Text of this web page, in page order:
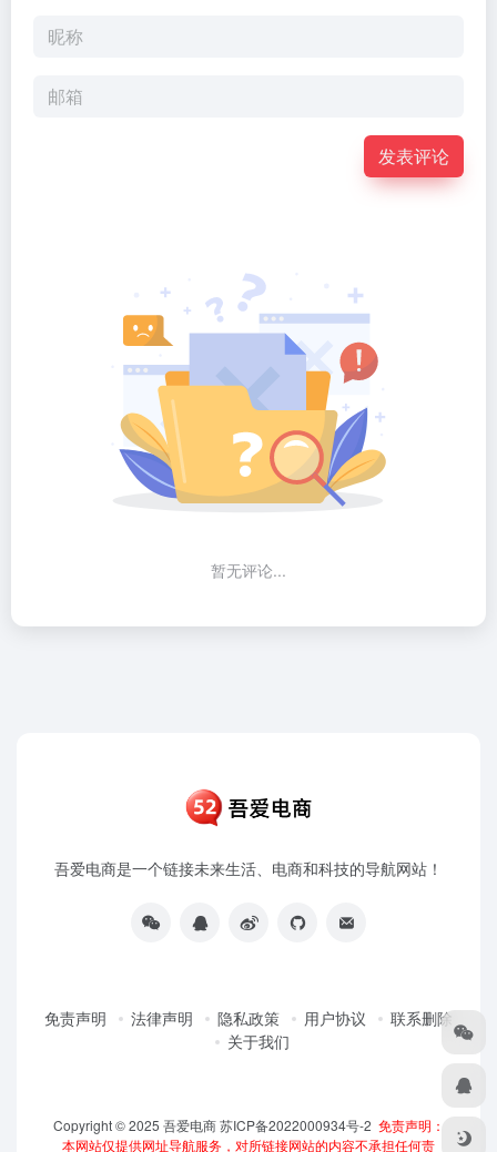
发表评论
暂无评论...
吾爱电商是一个链接未来生活、电商和科技的导航网站！
免责声明 法律声明 隐私政策 用户协议
联系删除
关于我们
Copyright © 2025 吾爱电商 苏ICP备2022000934号-2 免责声明：
本网站仅提供网址导航服务，对所链接网站的内容不承担任何责